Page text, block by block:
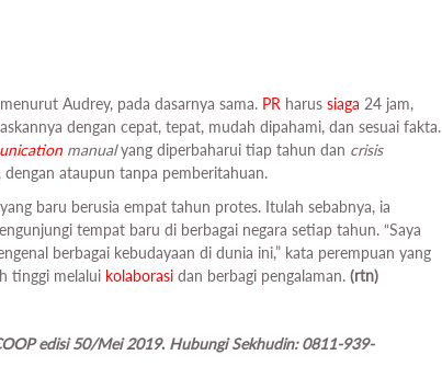
Audrey, pada dasarnya sama. PR harus siaga 24 jam,
dengan cepat, tepat, mudah dipahami, dan sesuai fakta.
manualyang diperbaharui tiap tahun dan crisis
dengan ataupun tanpa pemberitahuan.
baru berusia empat tahun protes. Itulah sebabnya, ia
tempat baru di berbagai negara setiap tahun. “Saya
berbagai kebudayaan di dunia ini,” kata perempuan yang
tinggi melalui kolaborasi dan berbagi pengalaman. (rtn)
edisi 50/Mei 2019. Hubungi Sekhudin: 0811-939-